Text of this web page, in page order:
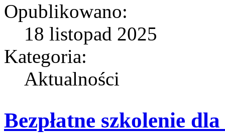
Opublikowano:
18 listopad 2025
Kategoria:
Aktualności
Bezpłatne szkolenie